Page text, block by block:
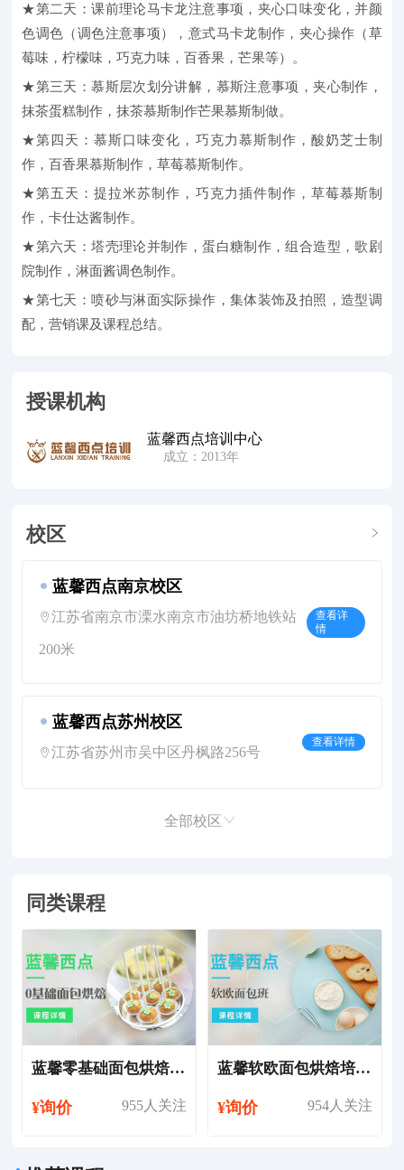
★第二天：课前理论马卡龙注意事项，夹心口味变化，并颜
色调色（调色注意事项），意式马卡龙制作，夹心操作（草
莓味，柠檬味，巧克力味，百香果，芒果等）。
★第三天：慕斯层次划分讲解，慕斯注意事项，夹心制作，
抹茶蛋糕制作，抹茶慕斯制作芒果慕斯制做。
★第四天：慕斯口味变化，巧克力慕斯制作，酸奶芝士制
作，百香果慕斯制作，草莓慕斯制作。
★第五天：提拉米苏制作，巧克力插件制作，草莓慕斯制
作，卡仕达酱制作。
★第六天：塔壳理论并制作，蛋白糖制作，组合造型，歌剧
院制作，淋面酱调色制作。
★第七天：喷砂与淋面实际操作，集体装饰及拍照，造型调
配，营销课及课程总结。
授课机构
蓝馨西点培训中心
成立：2013年
校区
蓝馨西点南京校区
江苏省南京市溧水南京市油坊桥地铁站
200米
查看详
情
蓝馨西点苏州校区
江苏省苏州市吴中区丹枫路256号
查看详情
全部校区
同类课程
蓝馨零基础面包烘焙培训课程
¥询价 955人关注
蓝馨软欧面包烘焙培训课程
¥询价 954人关注